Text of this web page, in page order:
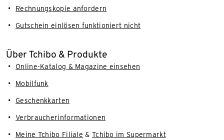
Rechnungskopie anfordern
Gutschein einlösen funktioniert nicht
Über Tchibo & Produkte
Online-Katalog & Magazine einsehen
Mobilfunk
Geschenkkarten
Verbraucherinformationen
Meine Tchibo Filiale & Tchibo im Supermarkt